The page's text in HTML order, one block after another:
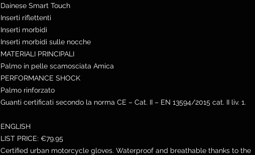
Dainese Smart Touch
Inserti riflettenti
Inserti morbidi
Inserti morbidi sulle nocche
MATERIALI PRINCIPALI
Palmo in pelle scamosciata Amica
PERFORMANCE SHOCK
Palmo rinforzato
Guanti certificati secondo la norma CE – Cat. II – EN 13594/2015 cat. II liv. 1.
ENGLISH
LIST PRICE: €79.95
Certified urban motorcycle gloves. Waterproof and breathable thanks to the